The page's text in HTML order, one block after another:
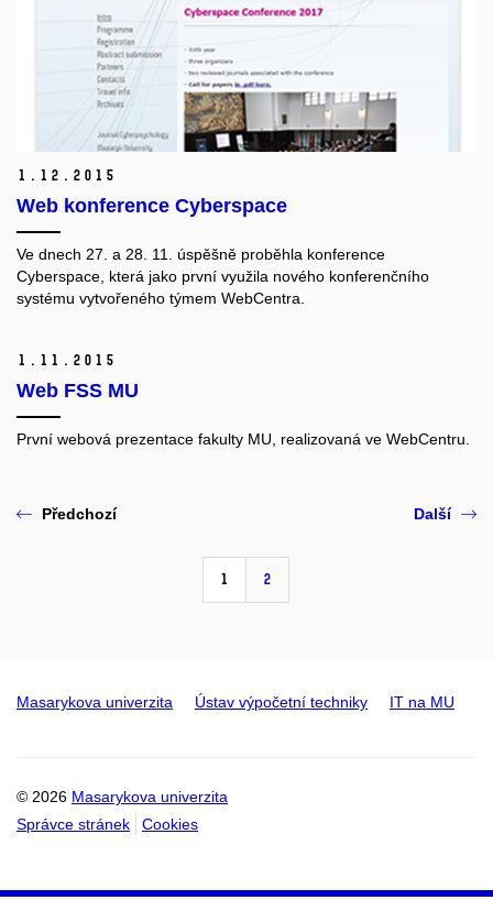
1. 12. 2015
Web konference Cyberspace
Ve dnech 27. a 28. 11. úspěšně proběhla konference
Cyberspace, která jako první využila nového konferenčního
systému vytvořeného týmem WebCentra.
1. 11. 2015
Web FSS MU
První webová prezentace fakulty MU, realizovaná ve WebCentru.
Předchozí
1 2
Další
Masarykova univerzita Ústav výpočetní techniky IT na MU
© 2026 Masarykova univerzita
Správce stránek
Cookies